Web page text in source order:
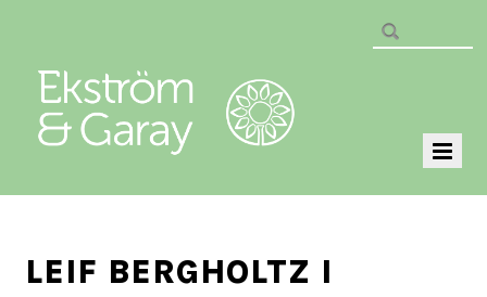
LEIF BERGHOLTZ I